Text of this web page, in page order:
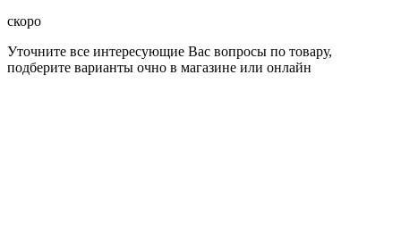
скоро
Уточните все интересующие Вас вопросы по товару,
подберите варианты очно в магазине или онлайн